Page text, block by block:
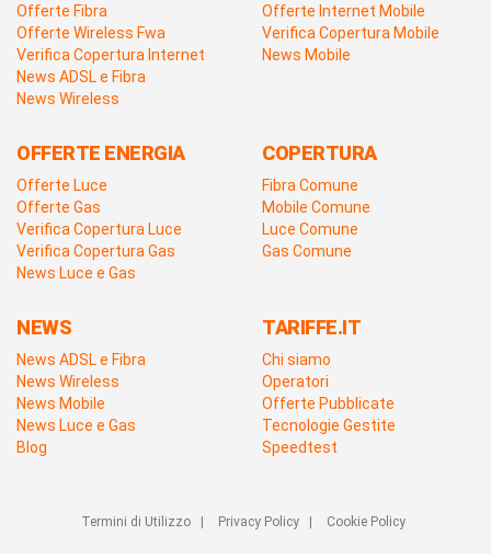
Offerte Fibra
Offerte Wireless Fwa
Verifica Copertura Internet
News ADSL e Fibra
News Wireless
Offerte Internet Mobile
Verifica Copertura Mobile
News Mobile
OFFERTE ENERGIA
Offerte Luce
Offerte Gas
Verifica Copertura Luce
Verifica Copertura Gas
News Luce e Gas
COPERTURA
Fibra Comune
Mobile Comune
Luce Comune
Gas Comune
NEWS
News ADSL e Fibra
News Wireless
News Mobile
News Luce e Gas
Blog
TARIFFE.IT
Chi siamo
Operatori
Offerte Pubblicate
Tecnologie Gestite
Speedtest
Termini di Utilizzo| Privacy Policy| Cookie Policy